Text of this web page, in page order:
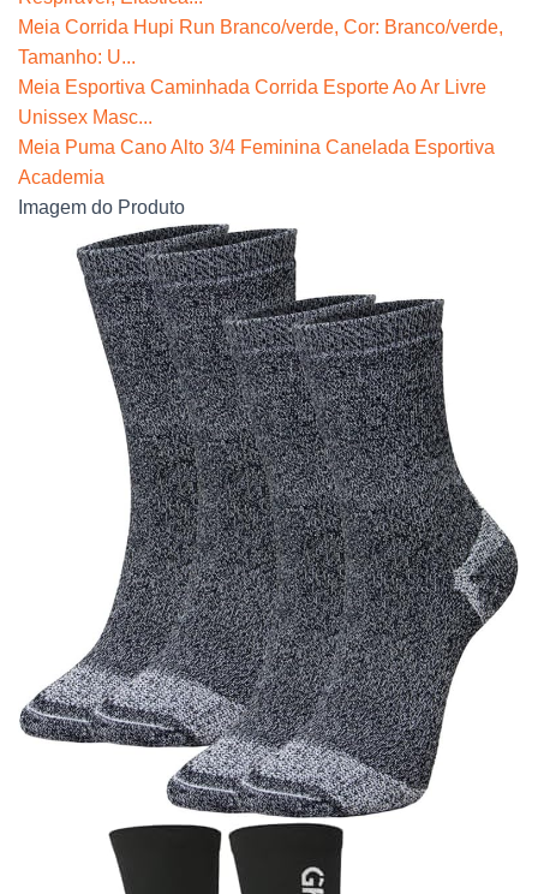
Meia Corrida Hupi Run Branco/verde, Cor: Branco/verde,
Tamanho: U...
Meia Esportiva Caminhada Corrida Esporte Ao Ar Livre
Unissex Masc...
Meia Puma Cano Alto 3/4 Feminina Canelada Esportiva
Academia
Imagem do Produto